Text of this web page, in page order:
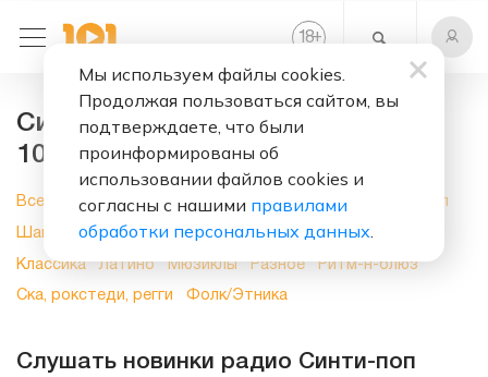
18+
Синти-поп, слушать онлайн на
101.ru
Все Новинки Поп музыка Рок Электроника Хип-хоп
Шансон Блюз Джаз Духовная музыка Кантри
Классика Латино Мюзиклы Разное Ритм-н-блюз
Ска, рокстеди, регги Фолк/Этника
Слушать новинки радио Синти-поп
Мы используем файлы cookies.
Продолжая пользоваться сайтом, вы
подтверждаете, что были
проинформированы об
использовании файлов cookies и
согласны с нашими правилами
обработки персональных данных.